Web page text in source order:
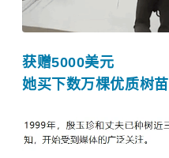
获赠5000美元
她买下数万棵优质树苗